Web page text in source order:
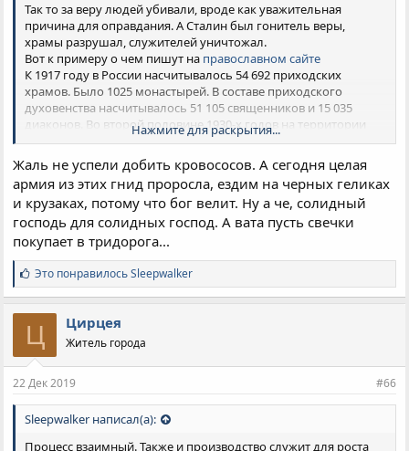
Так то за веру людей убивали, вроде как уважительная
причина для оправдания. А Сталин был гонитель веры,
храмы разрушал, служителей уничтожал.
Вот к примеру о чем пишут на православном сайте
К 1917 году в России насчитывалось 54 692 приходских
храмов. Было 1025 монастырей. В составе приходского
духовенства насчитывалось 51 105 священников и 15 035
диаконов. Во второй половине 1930-х годов на территории
страны все монастыри были уничтожены. «В 1928 году
закрыто было 534 церкви, а в 1929 – уже 1119 храмов. В 1930
году упразднение православных общин продолжалось с
нарастающим темпом. В Москве из 500 храмов к 1 января 1930
года оставалось 224, а через два года – только 87 церквей,
находившихся в юрисдикции Патриархии. В Рязанской
епархии в 1929 году было закрыто 192 прихода, в Орле в 1930
году не осталось ни одной православной церкви… К 1939 году
во всей России осталось лишь около 100 соборных и
приходских храмов (Цыпин Владислав, протоиерей. История
Церковь в 1929–1941 годах»).
Одновременно шло уничтожение священнослужителей. «Как
производились аресты, допросы, с какой скоростью тройки
выносили постановления о расстрелах, свидетельствуют
данные правительственной комиссии по реабилитации жертв
политических репрессий: в 1937 году было арестовано 136 900
Нажмите для раскрытия...
Жаль не успели добить кровососов. А сегодня целая
армия из этих гнид проросла, ездим на черных геликах
и крузаках, потому что бог велит. Ну а че, солидный
господь для солидных господ. А вата пусть свечки
покупает в тридорога...
С
и
м
п
а
т
и
:
Это понравилосьSleepwalker
Ц Цирцея
Житель города
22 Дек 2019 #66
Sleepwalker написал(а):
Процесс взаимный. Также и производство служит для роста